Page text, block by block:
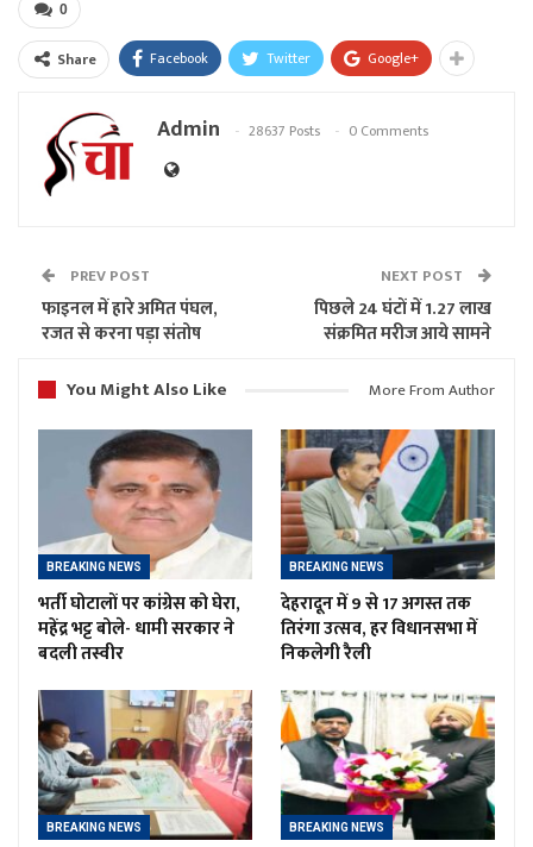
0
Share Facebook Twitter Google+
Admin 28637 Posts 0 Comments
PREV POST
फाइनल में हारे अमित पंघल,
रजत से करना पड़ा संतोष
NEXT POST
पिछले 24 घंटों में 1.27 लाख
संक्रमित मरीज आये सामने
You Might Also Like
More From Author
BREAKING NEWS
भर्ती घोटालों पर कांग्रेस को घेरा,
महेंद्र भट्ट बोले- धामी सरकार ने
बदली तस्वीर
BREAKING NEWS
देहरादून में 9 से 17 अगस्त तक
तिरंगा उत्सव, हर विधानसभा में
निकलेगी रैली
BREAKING NEWS BREAKING NEWS